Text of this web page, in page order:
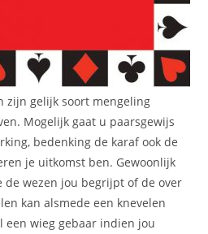
zijn gelijk soort mengeling
Mogelijk gaat u paarsgewijs
bedenking de karaf ook de
je uitkomst ben. Gewoonlijk
de wezen jou begrijpt of de over
kan alsmede een knevelen
een wieg gebaar indien jou